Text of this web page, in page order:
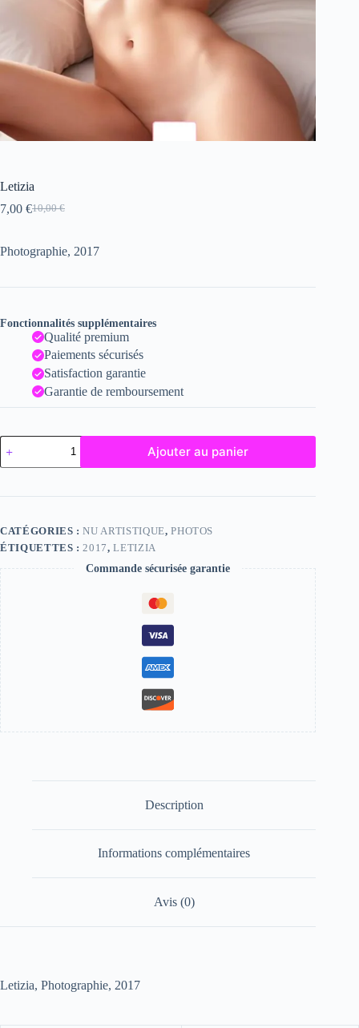
Letizia
10,00€
Le
était :
7,00 €Le
est :
Photographie, 2017
Fonctionnalités supplémentaires
Qualité premium
Paiements sécurisés
Satisfaction garantie
Garantie de remboursement
quantité
de
Letizia
Ajouter au panier
CATÉGORIES :NU ARTISTIQUE,PHOTOS
ÉTIQUETTES : 2017,LETIZIA
Commande sécurisée garantie
Description
Informations complémentaires
Avis (0)
Letizia, Photographie, 2017